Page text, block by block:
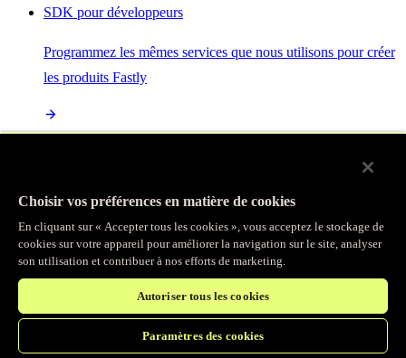
SDK pour développeurs
Programmez les mêmes services que nous utilisons pour créer
les produits Fastly
sur des normes ouvertes et intégrée à la suite complète de
produits Fastly
Accélérez vos charges de travail d’IA et gagnez en efficacité
Choisir vos préférences en matière de cookies
En cliquant sur « Accepter tous les cookies », vous acceptez le stockage de
cookies sur votre appareil pour améliorer la navigation sur le site, analyser
son utilisation et contribuer à nos efforts de marketing.
Autoriser tous les cookies
Paramètres des cookies